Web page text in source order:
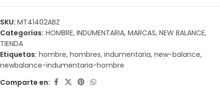
SKU: MT41402ABZ
Categorías: HOMBRE, INDUMENTARIA, MARCAS, NEW BALANCE,
TIENDA
Etiquetas: hombre, hombres, indumentaria, new-balance,
newbalance-indumentaria-hombre
Comparte en: